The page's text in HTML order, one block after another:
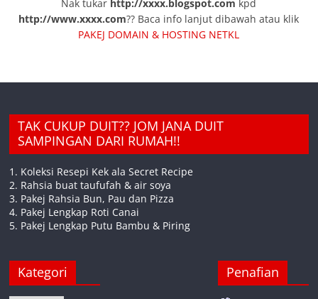
Nak tukar http://xxxx.blogspot.com kpd
http://www.xxxx.com?? Baca info lanjut dibawah atau klik
PAKEJ DOMAIN & HOSTING NETKL
TAK CUKUP DUIT?? JOM JANA DUIT
SAMPINGAN DARI RUMAH!!
1. Koleksi Resepi Kek ala Secret Recipe
2. Rahsia buat taufufah & air soya
3. Pakej Rahsia Bun, Pau dan Pizza
4. Pakej Lengkap Roti Canai
5. Pakej Lengkap Putu Bambu & Piring
Kategori Penafian